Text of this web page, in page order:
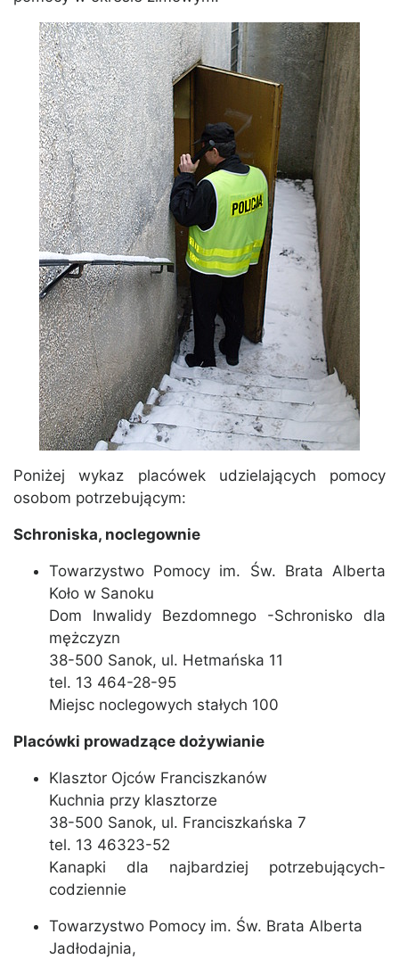
Poniżej wykaz placówek udzielających pomocy
osobom potrzebującym:
Schroniska, noclegownie
Towarzystwo Pomocy im. Św. Brata Alberta
Koło w Sanoku
Dom Inwalidy Bezdomnego -Schronisko dla
mężczyzn
38-500 Sanok, ul. Hetmańska 11
tel. 13 464-28-95
Miejsc noclegowych stałych 100
Placówki prowadzące dożywianie
Klasztor Ojców Franciszkanów
Kuchnia przy klasztorze
38-500 Sanok, ul. Franciszkańska 7
tel. 13 46323-52
Kanapki dla najbardziej potrzebujących-
codziennie
Towarzystwo Pomocy im. Św. Brata Alberta
Jadłodajnia,